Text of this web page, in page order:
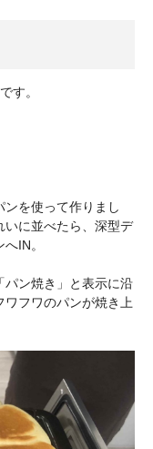
す。
を使って作りまし
いに並べたら、深型デ
IN。
パン焼き」と表示に沿
フワのパンが焼き上